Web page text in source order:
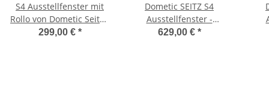
S4 Ausstellfenster mit
Rollo von Dometic Seitz -
350x500 mm (BxH)
299,00 € *
Dometic SEITZ S4
Ausstellfenster -
1000x500 mm (BxH)
629,00 € *